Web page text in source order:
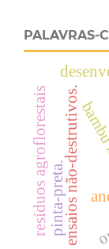
PALAVRAS-
ensaios não-destrutivos.
pinta-preta.
resíduos agroflorestais